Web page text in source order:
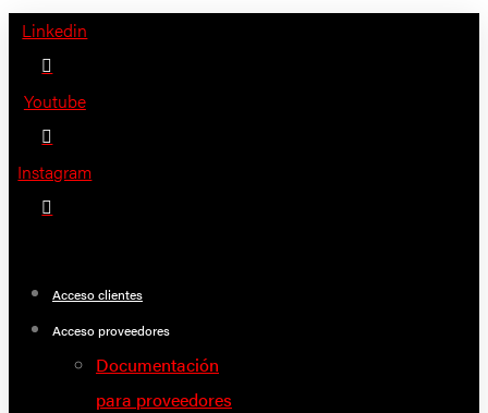
Saltar
contenido
Linkedin
Youtube
Instagram
Acceso clientes
Acceso proveedores
Documentación
para proveedores